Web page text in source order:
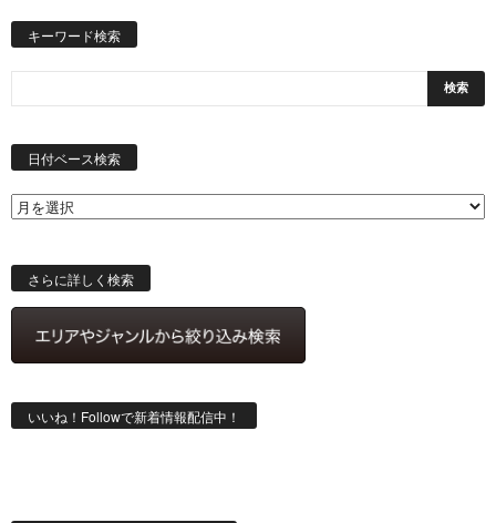
キーワード検索
日付ベース検索
索
さらに詳しく検索
いいね！Followで新着情報配信中！